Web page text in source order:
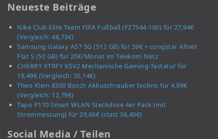
Neueste Beiträge
Nike Club Elite Team FIFA Fußball (FZ7544-100) für 27,94€
(Vergleich: 48,73€)
Samsung Galaxy A57 5G (512 GB) für 59€ + congstar Allnet
Flat S (50 GB) für 20€/Monat im Telekom Netz
CHERRY XTRFY K5V2 Mechanische Gaming-Tastatur für
18,49€ (Vergleich: 35,14€)
Theo Klein 8300 Bosch Akkuschrauber Ixolino für 4,99€
(Vergleich: 12,79€)
Tapo P110 Smart WLAN Steckdose 4er Pack (mit
Strommessung) für 29,66€ (statt 36,40€)
Social Media / Teilen